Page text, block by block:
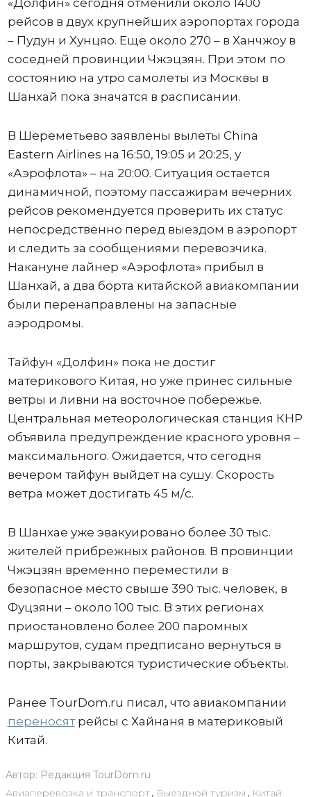
«Долфин» сегодня отменили около 1400
рейсов в двух крупнейших аэропортах города
– Пудун и Хунцяо. Еще около 270 – в Ханчжоу в
соседней провинции Чжэцзян. При этом по
состоянию на утро самолеты из Москвы в
Шанхай пока значатся в расписании.
В Шереметьево заявлены вылеты China
Eastern Airlines на 16:50, 19:05 и 20:25, у
«Аэрофлота» – на 20:00. Ситуация остается
динамичной, поэтому пассажирам вечерних
рейсов рекомендуется проверить их статус
непосредственно перед выездом в аэропорт
и следить за сообщениями перевозчика.
Накануне лайнер «Аэрофлота» прибыл в
Шанхай, а два борта китайской авиакомпании
были перенаправлены на запасные
аэродромы.
Тайфун «Долфин» пока не достиг
материкового Китая, но уже принес сильные
ветры и ливни на восточное побережье.
Центральная метеорологическая станция КНР
объявила предупреждение красного уровня –
максимального. Ожидается, что сегодня
вечером тайфун выйдет на сушу. Скорость
ветра может достигать 45 м/с.
В Шанхае уже эвакуировано более 30 тыс.
жителей прибрежных районов. В провинции
Чжэцзян временно переместили в
безопасное место свыше 390 тыс. человек, в
Фуцзяни – около 100 тыс. В этих регионах
приостановлено более 200 паромных
маршрутов, судам предписано вернуться в
порты, закрываются туристические объекты.
Ранее TourDom.ru писал, что авиакомпании
переносятрейсы с Хайнаня в материковый
Китай.
Автор: Редакция TourDom.ru
Авиаперевозка и транспорт, Выездной туризм , Китай